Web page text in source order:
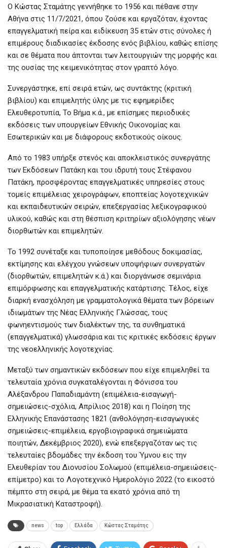
Ο Κώστας Σταμάτης γεννήθηκε το 1956 και πέθανε στην
Αθήνα στις 11/7/2021, όπου ζούσε και εργαζόταν, έχοντας
επαγγελματική πείρα και ειδίκευση 35 ετών στις σύνολες ή
επιμέρους διαδικασίες έκδοσης ενός βιβλίου, καθώς επίσης
και σε θέματα που άπτονται των λειτουργιών της μορφής και
της ουσίας της κειμενικότητας στον γραπτό λόγο.
Συνεργάστηκε, επί σειρά ετών, ως συντάκτης (κριτική
βιβλίου) και επιμελητής ύλης με τις εφημερίδες
Ελευθεροτυπία, Το Βήμα κ.ά., με επίσημες περιοδικές
εκδόσεις των υπουργείων Εθνικής Οικονομίας και
Εσωτερικών και με διάφορους εκδοτικούς οίκους.
Από το 1983 υπήρξε στενός και αποκλειστικός συνεργάτης
των Εκδόσεων Πατάκη και του ιδρυτή τους Στέφανου
Πατάκη, προσφέροντας επαγγελματικές υπηρεσίες στους
τομείς επιμέλειας χειρογράφων, εποπτείας λογοτεχνικών
και εκπαιδευτικών σειρών, επεξεργασίας λεξικογραφικού
υλικού, καθώς και στη θέσπιση κριτηρίων αξιολόγησης νέων
διορθωτών και επιμελητών.
Το 1992 συνέταξε και τυποποίησε μεθόδους δοκιμασίας,
εκτίμησης και ελέγχου γνώσεων υποψήφιων συνεργατών
(διορθωτών, επιμελητών κ.ά.) και διοργάνωσε σεμινάρια
επιμόρφωσης και επαγγελματικής κατάρτισης. Τέλος, είχε
διαρκή ενασχόληση με γραμματολογικά θέματα των βόρειων
ιδιωμάτων της Νέας Ελληνικής Γλώσσας, τους
φωνηεντισμούς των διαλέκτων της, τα συνθηματικά
(επαγγελματικά) γλωσσάρια και τις κριτικές εκδόσεις έργων
της νεοελληνικής λογοτεχνίας.
Μεταξύ των σημαντικών εκδόσεων που είχε επιμεληθεί τα
τελευταία χρόνια συγκαταλέγονται η Φόνισσα του
Αλέξανδρου Παπαδιαμάντη (επιμέλεια-εισαγωγή-
σημειώσεις-σχόλια, Απρίλιος 2018) και η Ποίηση της
Ελληνικής Επανάστασης 1821 (ανθολόγηση-εισαγωγικές
σημειώσεις-επιμέλεια, εργοβιογραφικά σημειώματα
ποιητών, Δεκέμβριος 2020), ενώ επεξεργαζόταν ως τις
τελευταίες βδομάδες την έκδοση του Ύμνου εις την
Ελευθερίαν του Διονυσίου Σολωμού (επιμέλεια-σημειώσεις-
επίμετρο) και το Λογοτεχνικό Ημερολόγιο 2022 (το εικοστό
πέμπτο στη σειρά, με θέμα τα εκατό χρόνια από τη
Μικρασιατική Καταστροφή).
news top Ελλάδα Κώστας Σταμάτης